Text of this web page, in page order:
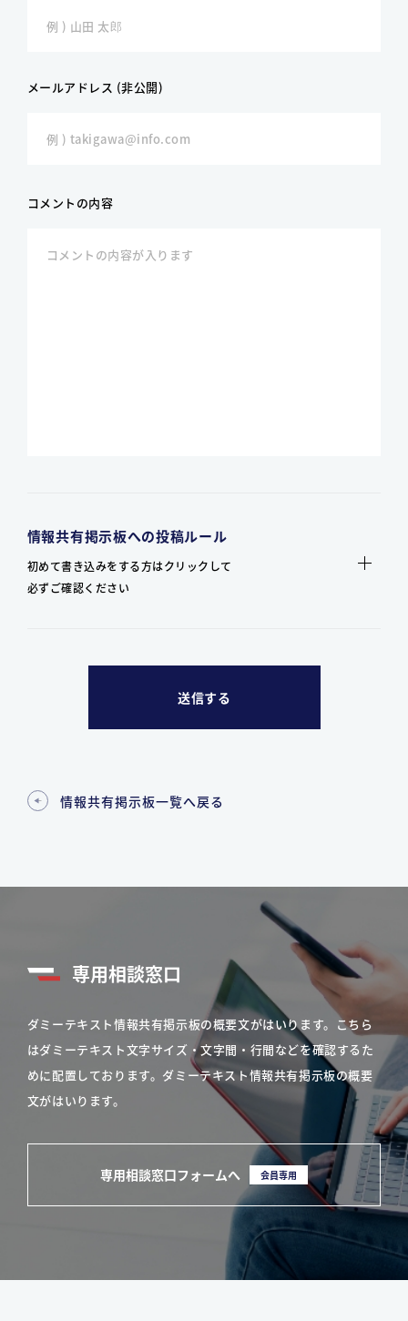
メールアドレス (非公開)
コメントの内容
情報共有掲示板への投稿ルール
初めて書き込みをする方はクリックして
必ずご確認ください
情報共有掲示板一覧へ戻る
専用相談窓口
ダミーテキスト情報共有掲示板の概要文がはいります。こちら
はダミーテキスト文字サイズ・文字間・行間などを確認するた
めに配置しております。ダミーテキスト情報共有掲示板の概要
文がはいります。
専用相談窓口フォームへ 会員専用